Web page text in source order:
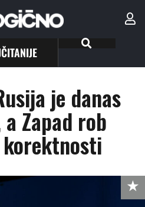
je danas
Zapad rob